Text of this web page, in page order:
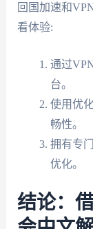
回国加速和
看体验:
通过
台。
使用优
畅性。
拥有专
优化。
结论：